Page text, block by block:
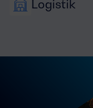
Logistik